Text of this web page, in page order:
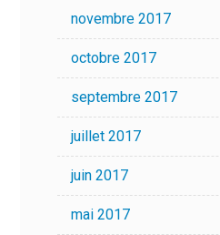
novembre 2017
octobre 2017
septembre 2017
juillet 2017
juin 2017
mai 2017